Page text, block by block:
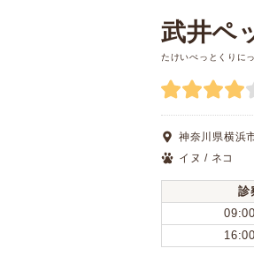
武井ペ
たけいぺっとくりに
神奈川県横浜
イヌ / ネコ
診